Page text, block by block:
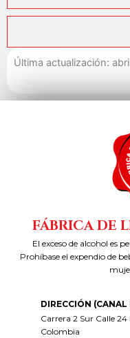
Última actualización:
FÁBRICA DE
El exceso de alcohol es
Prohíbase el expendio de
DIRECCIÓN (CANAL
Carrera 2 Sur Calle
Colombia